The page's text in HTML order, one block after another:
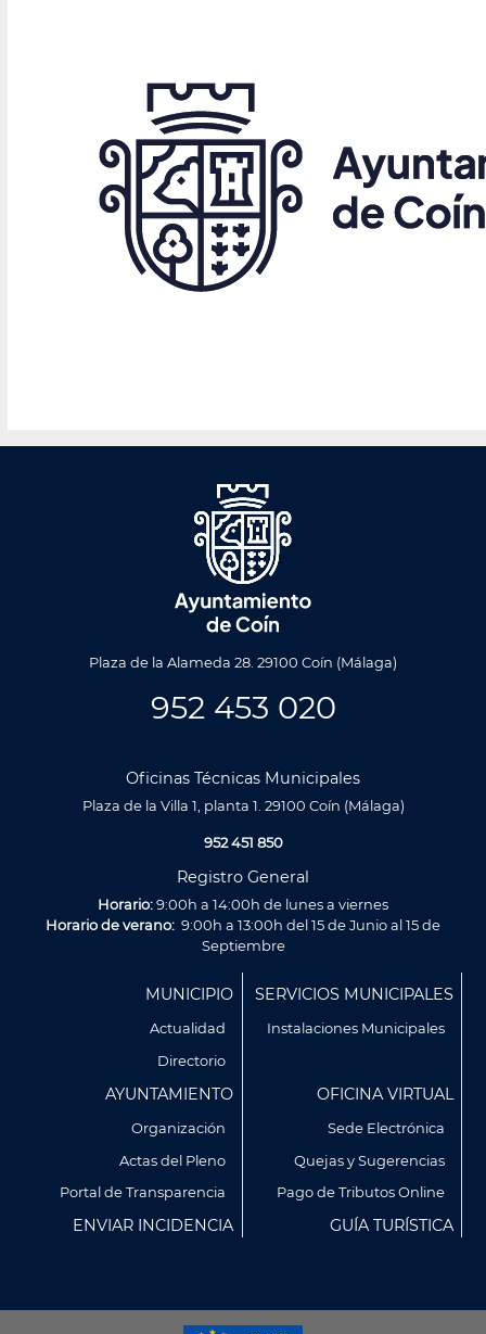
Plaza de la Alameda 28. 29100 Coín (Málaga)
952 453 020
Oficinas Técnicas Municipales
Plaza de la Villa 1, planta 1. 29100 Coín (Málaga)
952 451 850
Registro General
Horario:9:00h a 14:00h de lunes a viernes
Horario de verano: 9:00h a 13:00h del 15 de Junio al 15 de
Septiembre
MUNICIPIO
Actualidad
Directorio
SERVICIOS MUNICIPALES
Instalaciones Municipales
AYUNTAMIENTO
Organización
Actas del Pleno
Portal de Transparencia
OFICINA VIRTUAL
Sede Electrónica
Quejas y Sugerencias
Pago de Tributos Online
ENVIAR INCIDENCIA GUÍA TURÍSTICA